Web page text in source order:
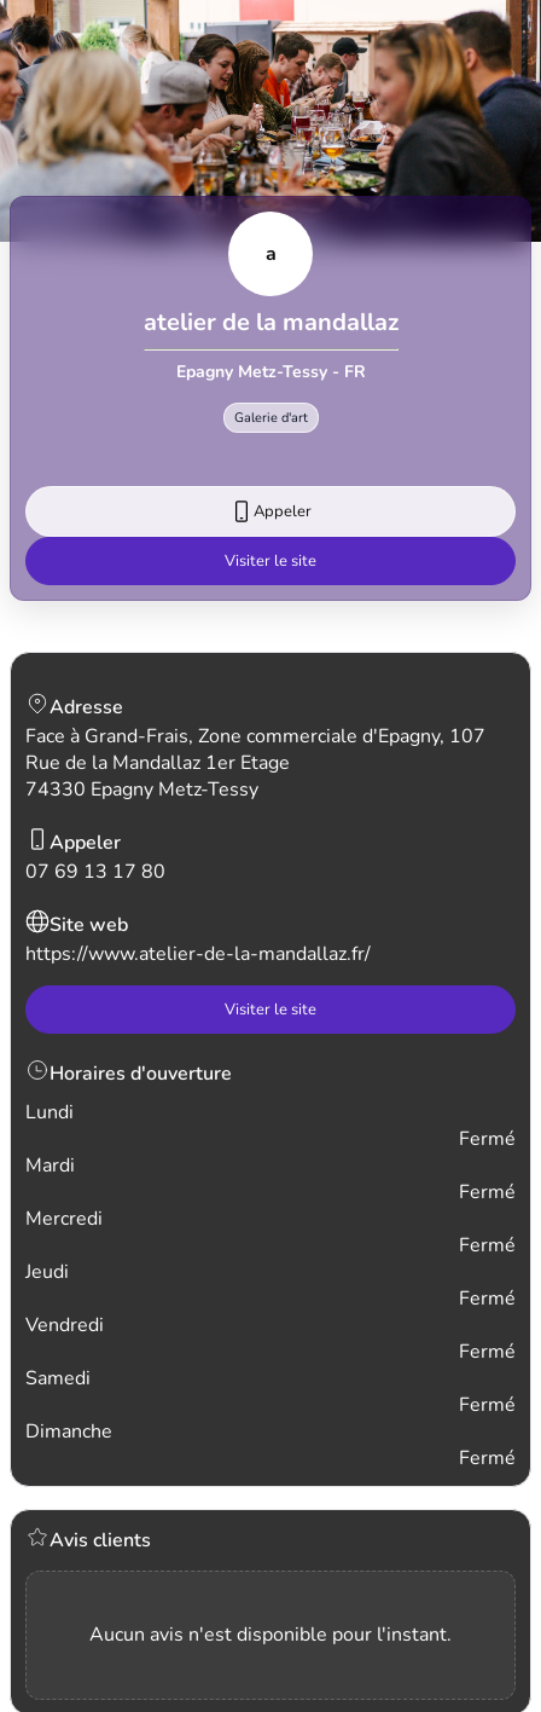
a
atelier de la mandallaz
Epagny Metz-Tessy - FR
Galerie d'art
Appeler
Visiter le site
Adresse
Face à Grand-Frais, Zone commerciale d'Epagny, 107
Rue de la Mandallaz 1er Etage
74330 Epagny Metz-Tessy
Appeler
07 69 13 17 80
Site web
https://www.atelier-de-la-mandallaz.fr/
Visiter le site
Horaires d'ouverture
Lundi
Fermé
Mardi
Fermé
Mercredi
Fermé
Jeudi
Fermé
Vendredi
Fermé
Samedi
Fermé
Dimanche
Fermé
Avis clients
Aucun avis n'est disponible pour l'instant.